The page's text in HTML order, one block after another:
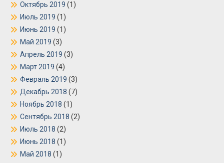
Октябрь 2019 (1)
Июль 2019 (1)
Июнь 2019 (1)
Май 2019 (3)
Апрель 2019 (3)
Март 2019 (4)
Февраль 2019 (3)
Декабрь 2018 (7)
Ноябрь 2018 (1)
Сентябрь 2018 (2)
Июль 2018 (2)
Июнь 2018 (1)
Май 2018 (1)